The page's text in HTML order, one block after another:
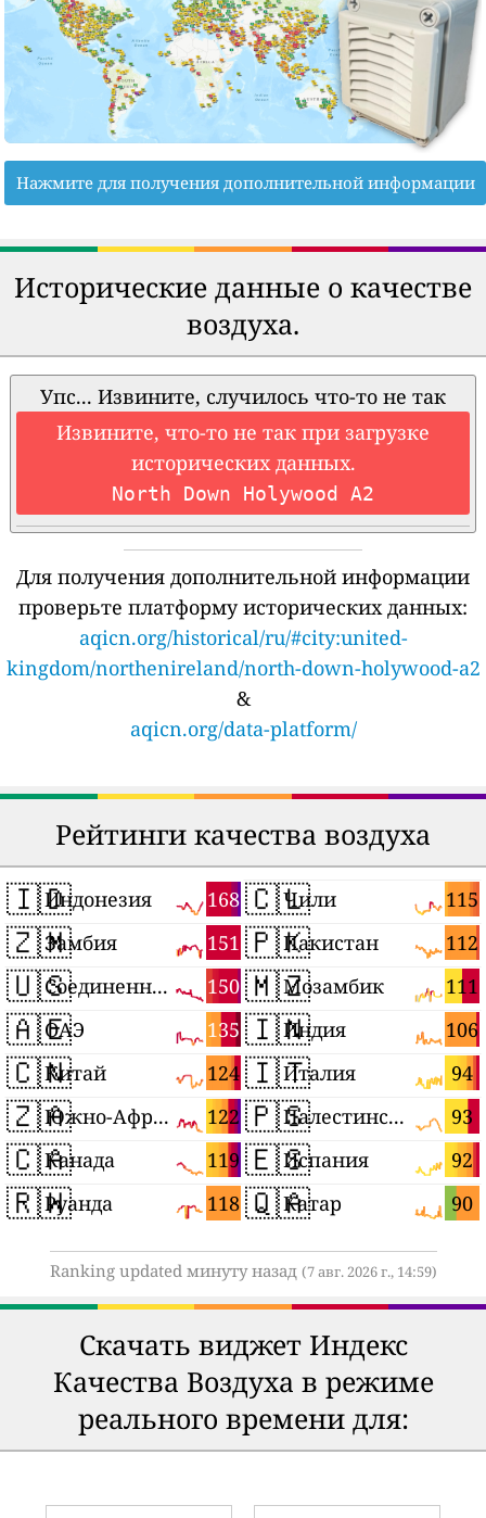
Нажмите для получения дополнительной информации
Исторические данные о качестве
воздуха.
Упс... Извините, случилось что-то не так
Извините, что-то не так при загрузке
исторических данных.
North Down Holywood A2
Для получения дополнительной информации
проверьте платформу исторических данных:
aqicn.org/historical/ru/#city:united-
kingdom/northenireland/north-down-holywood-a2
&
aqicn.org/data-platform/
Рейтинги качества воздуха
🇮🇩 168
Индонезия
🇿🇲 151
Замбия
🇺🇸 150
Соединенные Штаты
🇦🇪 135
ОАЭ
🇨🇳 124
Китай
🇿🇦 122
Южно-Африканская Республика
🇨🇦 119
Канада
🇷🇼 118
Руанда
🇨🇱 115
Чили
🇵🇰 112
Пакистан
🇲🇿 111
Мозамбик
🇮🇳 106
Индия
🇮🇹 94
Италия
🇵🇸 93
Палестинские территории
🇪🇸 92
Испания
🇶🇦 90
Катар
Ranking updated минуту назад (7 авг. 2026 г., 14:59)
Скачать виджет Индекс
Качества Воздуха в режиме
реального времени для: